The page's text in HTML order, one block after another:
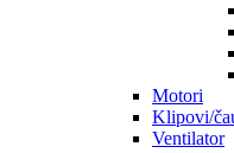
Motori
Klipovi/
Ventilator